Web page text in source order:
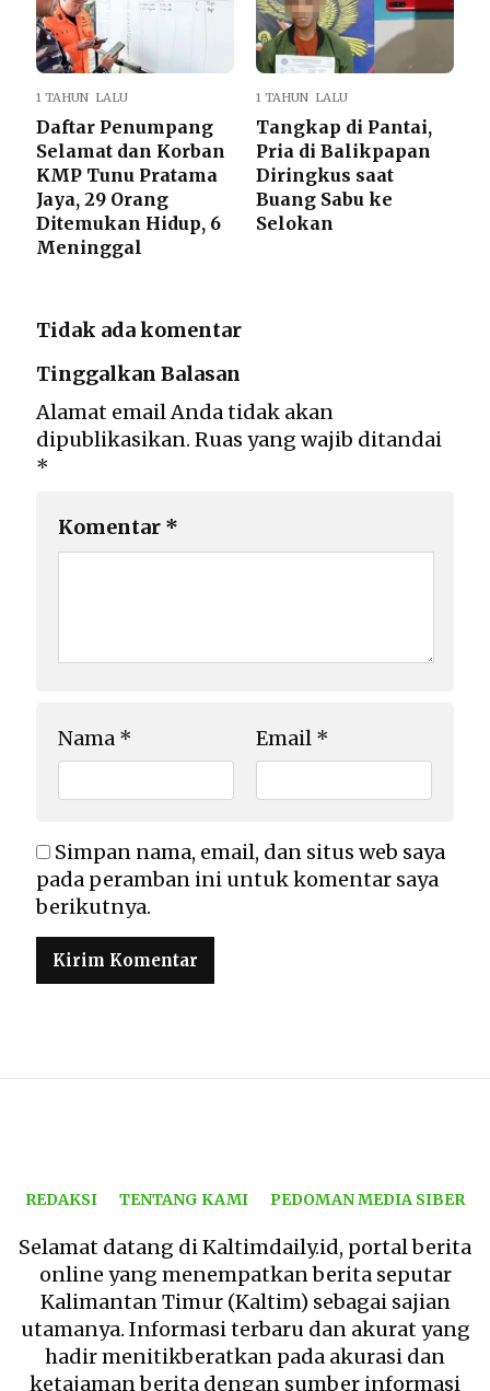
1 TAHUN LALU
Daftar Penumpang
Selamat dan Korban
KMP Tunu Pratama
Jaya, 29 Orang
Ditemukan Hidup, 6
Meninggal
1 TAHUN LALU
Tangkap di Pantai,
Pria di Balikpapan
Diringkus saat
Buang Sabu ke
Selokan
Tidak ada komentar
Tinggalkan Balasan
Alamat email Anda tidak akan
dipublikasikan. Ruas yang wajib ditandai
*
Komentar *
Nama * Email *
Simpan nama, email, dan situs web saya
pada peramban ini untuk komentar saya
berikutnya.
REDAKSI TENTANG KAMI PEDOMAN MEDIA SIBER
Selamat datang di Kaltimdaily.id, portal berita
online yang menempatkan berita seputar
Kalimantan Timur (Kaltim) sebagai sajian
utamanya. Informasi terbaru dan akurat yang
hadir menitikberatkan pada akurasi dan
ketajaman berita dengan sumber informasi